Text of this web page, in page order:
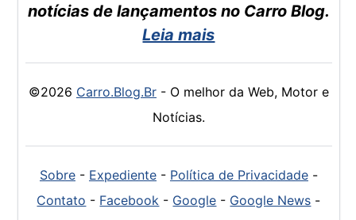
notícias de lançamentos no Carro Blog.
Leia mais
©2026 Carro.Blog.Br- O melhor da Web, Motor e
Notícias.
Sobre- Expediente- Política de Privacidade-
Contato - Facebook - Google - Google News -